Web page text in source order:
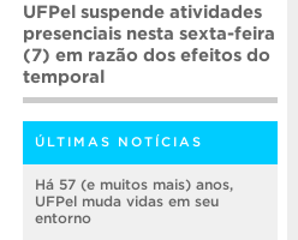
UFPel suspende atividades
presenciais nesta sexta-feira
(7) em razão dos efeitos do
temporal
ÚLTIMAS NOTÍCIAS
Há 57 (e muitos mais) anos,
UFPel muda vidas em seu
entorno